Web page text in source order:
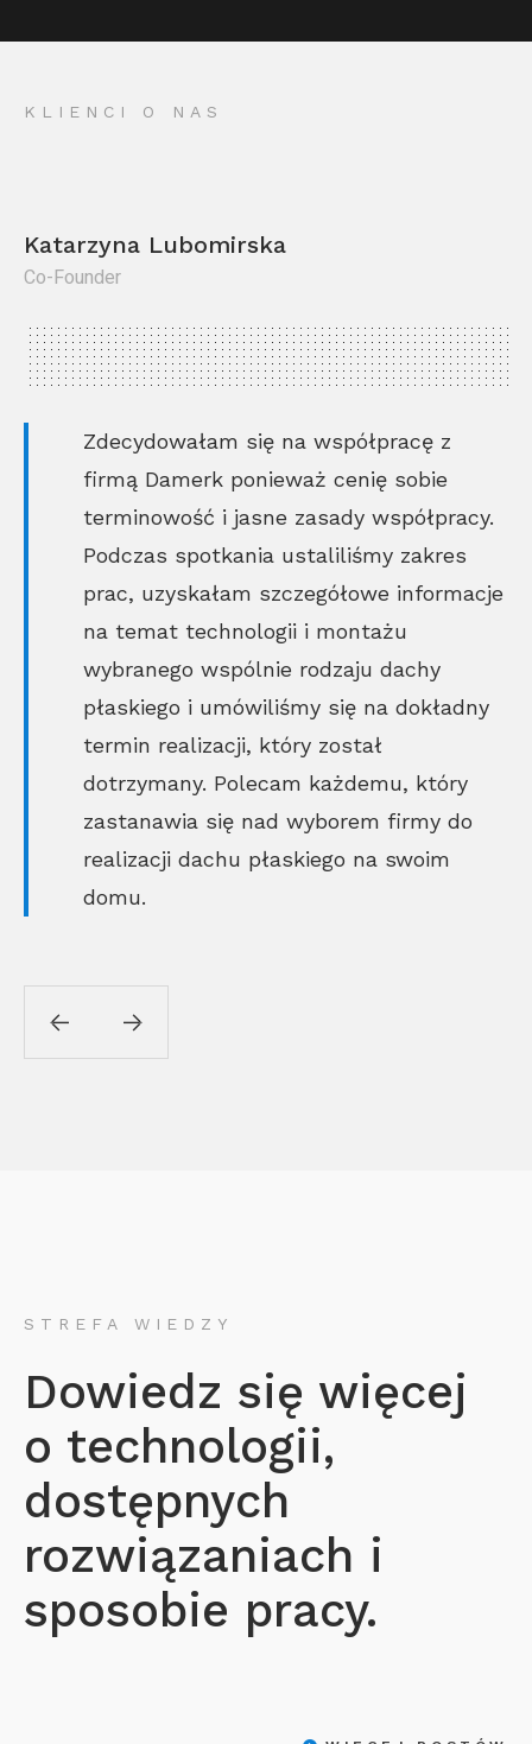
KLIENCI O NAS
Katarzyna Lubomirska
Co-Founder
Zdecydowałam się na współpracę z
firmą Damerk ponieważ cenię sobie
terminowość i jasne zasady współpracy.
Podczas spotkania ustaliliśmy zakres
prac, uzyskałam szczegółowe informacje
na temat technologii i montażu
wybranego wspólnie rodzaju dachy
płaskiego i umówiliśmy się na dokładny
termin realizacji, który został
dotrzymany. Polecam każdemu, który
zastanawia się nad wyborem firmy do
realizacji dachu płaskiego na swoim
domu.
STREFA WIEDZY
Dowiedz się więcej
o technologii,
dostępnych
rozwiązaniach i
sposobie pracy.